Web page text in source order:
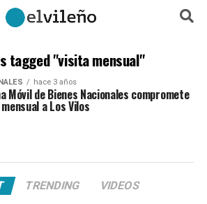
tagged "visita mensual"
hace 3 años
Móvil de Bienes Nacionales compromete
a Los Vilos
TRENDING VIDEOS